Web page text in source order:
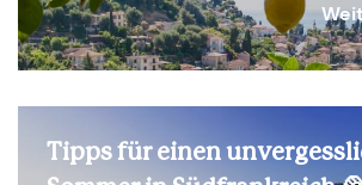
Tipps für einen